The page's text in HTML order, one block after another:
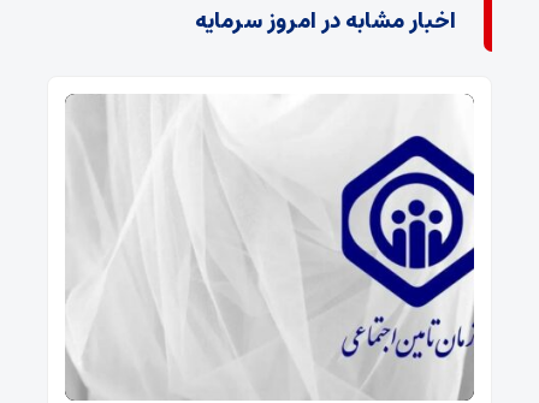
اخبار مشابه در امروز سرمایه